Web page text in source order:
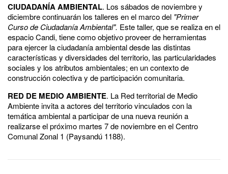
CIUDADANÍA AMBIENTAL. Los sábados de noviembre y
diciembre continuarán los talleres en el marco del "Primer
Curso de Ciudadanía Ambiental". Este taller, que se realiza en el
espacio Candi, tiene como objetivo proveer de herramientas
para ejercer la ciudadanía ambiental desde las distintas
características y diversidades del territorio, las particularidades
sociales y los atributos ambientales; en un contexto de
construcción colectiva y de participación comunitaria.
RED DE MEDIO AMBIENTE. La Red territorial de Medio
Ambiente invita a actores del territorio vinculados con la
temática ambiental a participar de una nueva reunión a
realizarse el próximo martes 7 de noviembre en el Centro
Comunal Zonal 1 (Paysandú 1188).